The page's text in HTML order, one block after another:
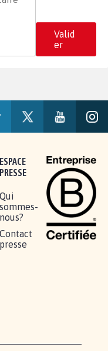
Valid
er
ESPACE
Qui
sommes-
nous?
Contact
presse